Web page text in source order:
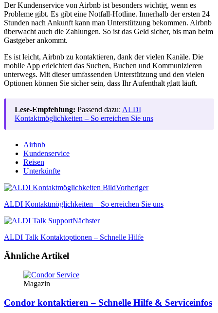
Der Kundenservice von Airbnb ist besonders wichtig, wenn es
Probleme gibt. Es gibt eine Notfall-Hotline. Innerhalb der ersten 24
Stunden nach Ankunft kann man Unterstützung bekommen. Airbnb
überwacht auch die Zahlungen. So ist das Geld sicher, bis man beim
Gastgeber ankommt.
Es ist leicht, Airbnb zu kontaktieren, dank der vielen Kanäle. Die
mobile App erleichtert das Suchen, Buchen und Kommunizieren
unterwegs. Mit dieser umfassenden Unterstützung und den vielen
Optionen können Sie sicher sein, dass Ihr Aufenthalt glatt läuft.
Lese-Empfehlung: Passend dazu: ALDI
Kontaktmöglichkeiten – So erreichen Sie uns
Airbnb
Kundenservice
Reisen
Unterkünfte
Vorheriger
ALDI Kontaktmöglichkeiten – So erreichen Sie uns
Nächster
ALDI Talk Kontaktoptionen – Schnelle Hilfe
Ähnliche Artikel
Magazin
Condor kontaktieren – Schnelle Hilfe & Serviceinfos